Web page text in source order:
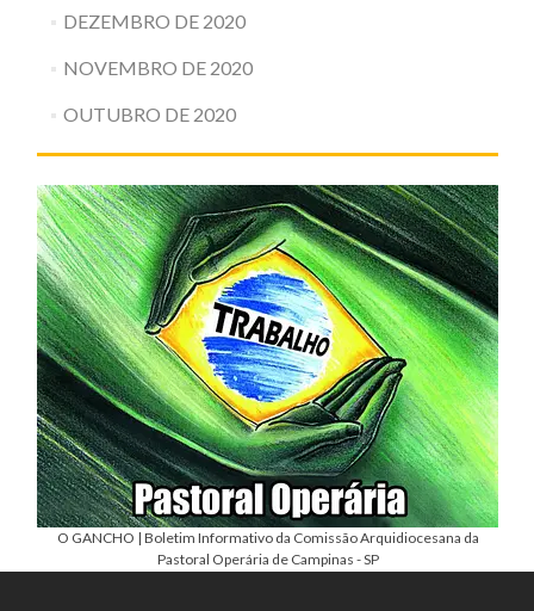
DEZEMBRO DE 2020
NOVEMBRO DE 2020
OUTUBRO DE 2020
O GANCHO | Boletim Informativo da Comissão Arquidiocesana da
Pastoral Operária de Campinas - SP